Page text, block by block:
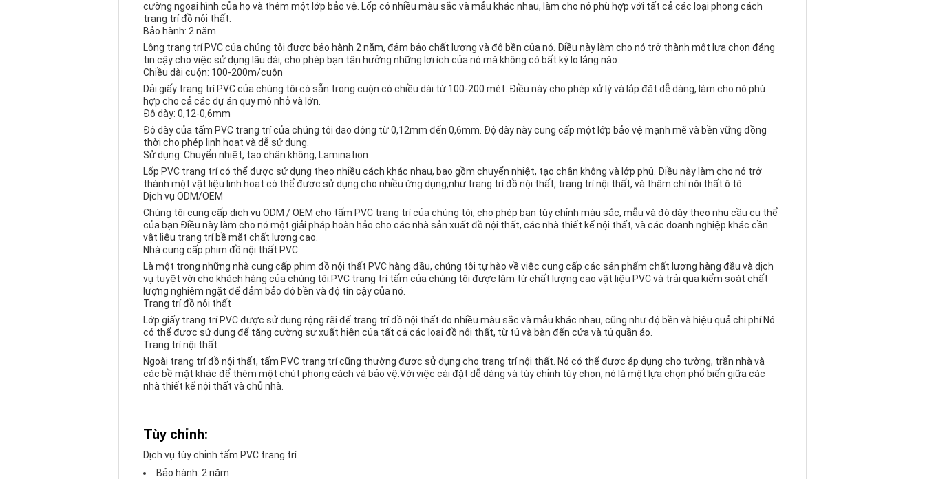
cường ngoại hình của họ và thêm một lớp bảo vệ. Lốp có nhiều màu sắc và mẫu khác nhau, làm cho nó phù hợp với tất cả các loại phong cách
trang trí đồ nội thất.
Bảo hành: 2 năm
Lông trang trí PVC của chúng tôi được bảo hành 2 năm, đảm bảo chất lượng và độ bền của nó. Điều này làm cho nó trở thành một lựa chọn đáng
tin cậy cho việc sử dụng lâu dài, cho phép bạn tận hưởng những lợi ích của nó mà không có bất kỳ lo lắng nào.
Chiều dài cuộn: 100-200m/cuộn
Dải giấy trang trí PVC của chúng tôi có sẵn trong cuộn có chiều dài từ 100-200 mét. Điều này cho phép xử lý và lắp đặt dễ dàng, làm cho nó phù
hợp cho cả các dự án quy mô nhỏ và lớn.
Độ dày: 0,12-0,6mm
Độ dày của tấm PVC trang trí của chúng tôi dao động từ 0,12mm đến 0,6mm. Độ dày này cung cấp một lớp bảo vệ mạnh mẽ và bền vững đồng
thời cho phép linh hoạt và dễ sử dụng.
Sử dụng: Chuyển nhiệt, tạo chân không, Lamination
Lốp PVC trang trí có thể được sử dụng theo nhiều cách khác nhau, bao gồm chuyển nhiệt, tạo chân không và lớp phủ. Điều này làm cho nó trở
thành một vật liệu linh hoạt có thể được sử dụng cho nhiều ứng dụng,như trang trí đồ nội thất, trang trí nội thất, và thậm chí nội thất ô tô.
Dịch vụ ODM/OEM
Chúng tôi cung cấp dịch vụ ODM / OEM cho tấm PVC trang trí của chúng tôi, cho phép bạn tùy chỉnh màu sắc, mẫu và độ dày theo nhu cầu cụ thể
của bạn.Điều này làm cho nó một giải pháp hoàn hảo cho các nhà sản xuất đồ nội thất, các nhà thiết kế nội thất, và các doanh nghiệp khác cần
vật liệu trang trí bề mặt chất lượng cao.
Nhà cung cấp phim đồ nội thất PVC
Là một trong những nhà cung cấp phim đồ nội thất PVC hàng đầu, chúng tôi tự hào về việc cung cấp các sản phẩm chất lượng hàng đầu và dịch
vụ tuyệt vời cho khách hàng của chúng tôi.PVC trang trí tấm của chúng tôi được làm từ chất lượng cao vật liệu PVC và trải qua kiểm soát chất
lượng nghiêm ngặt để đảm bảo độ bền và độ tin cậy của nó.
Trang trí đồ nội thất
Lớp giấy trang trí PVC được sử dụng rộng rãi để trang trí đồ nội thất do nhiều màu sắc và mẫu khác nhau, cũng như độ bền và hiệu quả chi phí.Nó
có thể được sử dụng để tăng cường sự xuất hiện của tất cả các loại đồ nội thất, từ tủ và bàn đến cửa và tủ quần áo.
Trang trí nội thất
Ngoài trang trí đồ nội thất, tấm PVC trang trí cũng thường được sử dụng cho trang trí nội thất. Nó có thể được áp dụng cho tường, trần nhà và
các bề mặt khác để thêm một chút phong cách và bảo vệ.Với việc cài đặt dễ dàng và tùy chỉnh tùy chọn, nó là một lựa chọn phổ biến giữa các
nhà thiết kế nội thất và chủ nhà.
Tùy chỉnh:
Dịch vụ tùy chỉnh tấm PVC trang trí
Bảo hành: 2 năm